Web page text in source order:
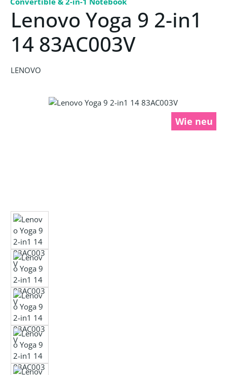
Lenovo Yoga 9 2-in1
14 83AC003V
LENOVO
Bildergalerie überspringen
Wie neu